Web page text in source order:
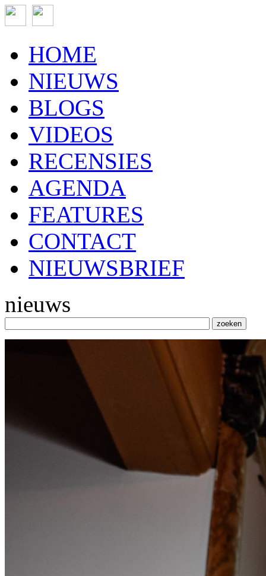
HOME
NIEUWS
BLOGS
VIDEOS
RECENSIES
AGENDA
FEATURES
CONTACT
NIEUWSBRIEF
nieuws